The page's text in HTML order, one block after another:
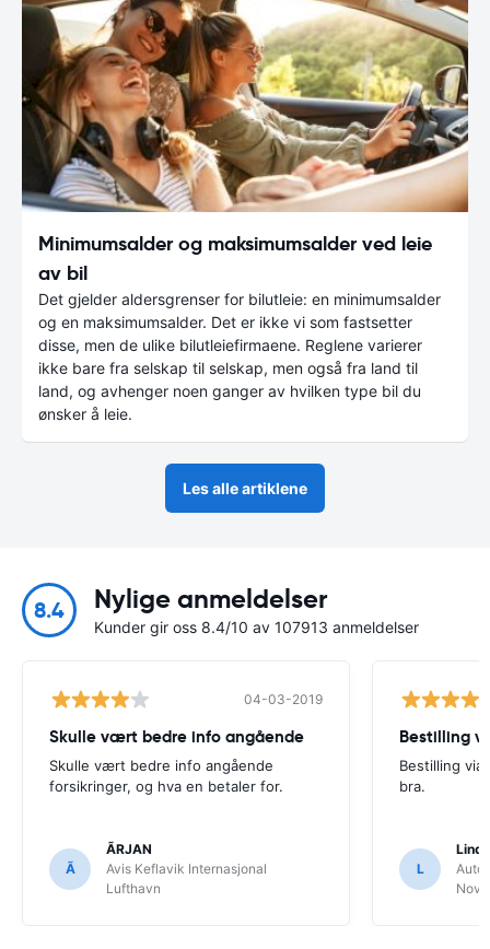
Minimumsalder og maksimumsalder ved leie
av bil
Det gjelder aldersgrenser for bilutleie: en minimumsalder
og en maksimumsalder. Det er ikke vi som fastsetter
disse, men de ulike bilutleiefirmaene. Reglene varierer
ikke bare fra selskap til selskap, men også fra land til
land, og avhenger noen ganger av hvilken type bil du
ønsker å leie.
Les alle artiklene
8.4 Nylige anmeldelser
Kunder gir oss 8.4/10 av 107913 anmeldelser
04-03-2019
Skulle vært bedre info angående
Skulle vært bedre info angående
forsikringer, og hva en betaler for.
Ã
ÃRJAN
Avis Keflavik Internasjonal
Lufthavn
Bestilling
Bestilling via
bra.
L